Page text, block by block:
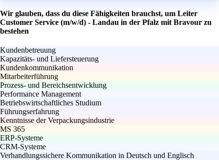
Wir glauben, dass du diese Fähigkeiten brauchst, um Leiter
Customer Service (m/w/d) - Landau in der Pfalz mit Bravour zu
bestehen
Kundenbetreuung
Kapazitäts- und Liefersteuerung
Kundenkommunikation
Mitarbeiterführung
Prozess- und Bereichsentwicklung
Performance Management
Betriebswirtschaftliches Studium
Führungserfahrung
Kenntnisse der Verpackungsindustrie
MS 365
ERP-Systeme
CRM-Systeme
Verhandlungssichere Kommunikation in Deutsch und Englisch